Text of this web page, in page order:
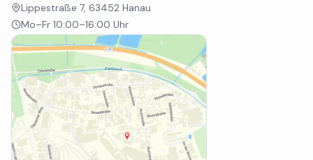
Lippestraße 7, 63452 Hanau
Mo–Fr 10:00–16:00 Uhr